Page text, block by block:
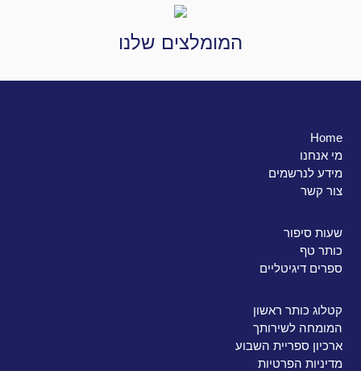
המומלצים שלנו
Home
מי אנחנו
מידע לנרשמים
צור קשר
שעות סיפור
כותר טף
ספרים דיגיטליים
קטלוג כותר ראשון
המומחה לשירותך
ארכיון ספריית השבוע
מדיניות הפרטיות